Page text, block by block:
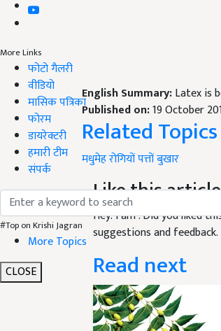
More Links
फोटो गैलरी
वीडियो
मासिक पत्रिका
फोरम
डायरेक्टरी
हमारी टीम
संपर्क
#Top on Krishi Jagran
More Topics
CLOSE
English Summary:Latex is
Published on:19 October
Related Topics
मधुमेहरोगियोंपत्तोंबुखार
Like this
Hey! I am. Did you liked
suggestions and feedback.
Read next